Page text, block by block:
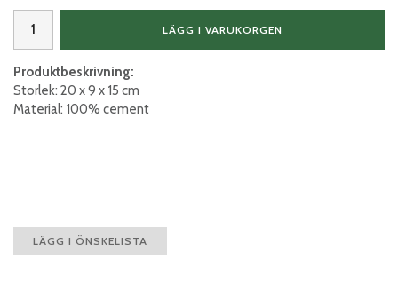
LÄGG I VARUKORGEN
Produktbeskrivning:
Storlek: 20 x 9 x 15 cm
Material: 100% cement
LÄGG I ÖNSKELISTA